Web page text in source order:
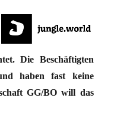
Die Beschäftigten
haben fast keine
GG/BO will das